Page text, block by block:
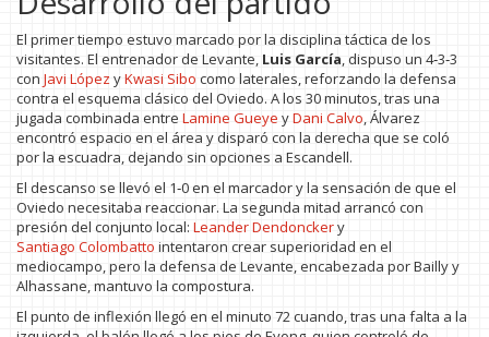
El primer tiempo estuvo marcado por la disciplina táctica de los
visitantes. El entrenador de Levante, Luis García, dispuso un 4‑3‑3
con Javi López yKwasi Sibo como laterales, reforzando la defensa
contra el esquema clásico del Oviedo. A los 30 minutos, tras una
jugada combinada entre Lamine Gueye yDani Calvo, Álvarez
encontró espacio en el área y disparó con la derecha que se coló
por la escuadra, dejando sin opciones a Escandell.
El descanso se llevó el 1‑0 en el marcador y la sensación de que el
Oviedo necesitaba reaccionar. La segunda mitad arrancó con
presión del conjunto local: Leander Dendonckery
Santiago Colombatto intentaron crear superioridad en el
mediocampo, pero la defensa de Levante, encabezada por Bailly y
Alhassane, mantuvo la compostura.
El punto de inflexión llegó en el minuto 72 cuando, tras una falta a la